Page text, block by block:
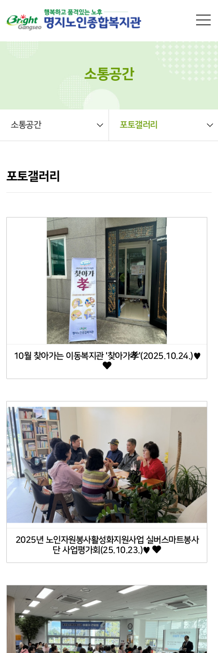
소통공간
소통공간 포토갤러리
포토갤러리
10월 찾아가는 이동복지관 '찾아가孝'(2025.10.24.)♥
2025년 노인자원봉사활성화지원사업 실버스마트봉사
단 사업평가회(25.10.23.)♥